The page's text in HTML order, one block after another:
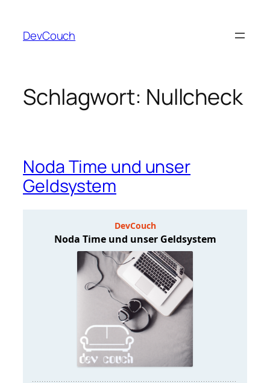
springen
DevCouch
Schlagwort: Nullcheck
Noda Time und unser
Geldsystem